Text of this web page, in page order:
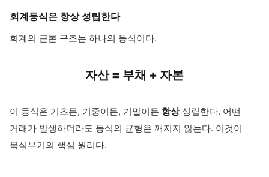
회계등식은 항상 성립한다
회계의 근본 구조는 하나의 등식이다.
자산 = 부채 + 자본
이 등식은 기초든, 기중이든, 기말이든 항상성립한다. 어떤
거래가 발생하더라도 등식의 균형은 깨지지 않는다. 이것이
복식부기의 핵심 원리다.